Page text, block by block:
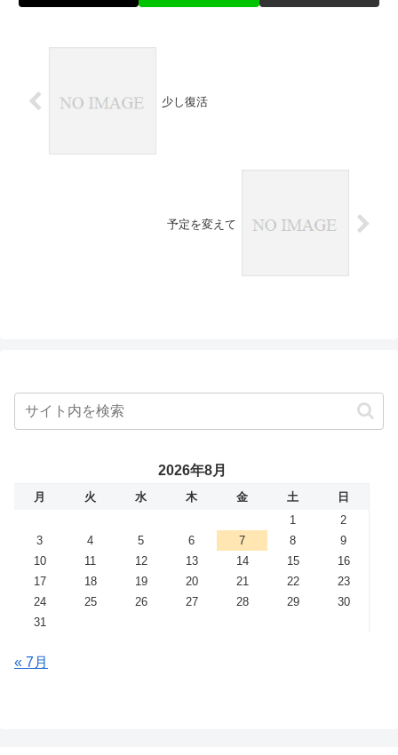
少し復活
予定を変えて
2026年8月
月 火 水 木 金 土
日
1
2
3
4 5 6 7 8
9
10
11 12 13 14 15
16
17
18 19 20 21 22
23
24
25 26 27 28 29
30
31
« 7月